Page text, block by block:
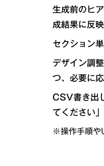
生成前のヒ
成結果に反
セクション
デザイン調
つ、必要に
CSV書き出
てください
※操作手順や